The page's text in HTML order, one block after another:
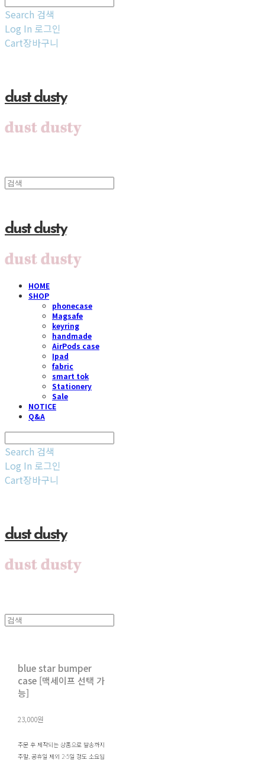
Search 검색
Log In 로그인
Cart장바구니
dust dusty
dust dusty
HOME
SHOP
phonecase
Magsafe
keyring
handmade
AirPods case
Ipad
fabric
smart tok
Stationery
Sale
NOTICE
Q&A
Search 검색
Log In 로그인
Cart장바구니
dust dusty
blue star bumper
case [맥세이프 선택 가
능]
23,000원
주문 후 제작되는 상품으로 발송까지
주말, 공휴일 제외 2-5일 정도 소요됩